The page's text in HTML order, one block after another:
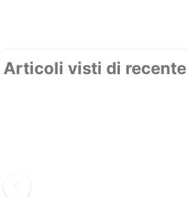
Articoli visti di recente